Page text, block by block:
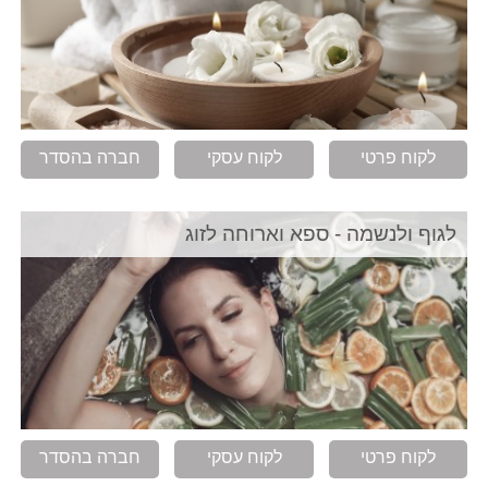
לקוח פרטי לקוח עסקי חברה בהסדר
לגוף ולנשמה - ספא וארוחה לזוג
לקוח פרטי לקוח עסקי חברה בהסדר